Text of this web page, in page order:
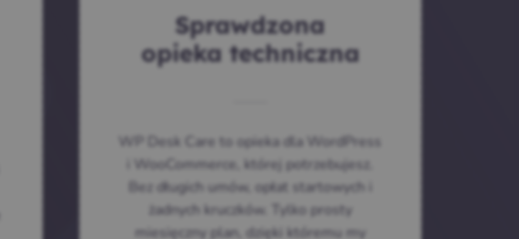
Sprawdzona
opieka techniczna
WP Desk Care to opieka dla WordPress
i WooCommerce, której potrzebujesz.
Bez długich umów, opłat startowych i
żadnych kruczków. Tylko prosty
miesięczny plan, dzięki któremu my